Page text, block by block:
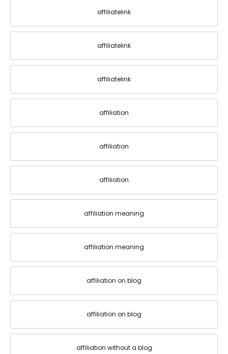
affiliatelink
affiliatelink
affiliatelink
affiliation
affiliation
affiliation
affiliation meaning
affiliation meaning
affiliation on blog
affiliation on blog
affiliation without a blog